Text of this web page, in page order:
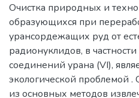
Очистка природных и
образующихся при
урансордежащих руд от
радионуклидов, в частности
соединений урана (VI),
экологической проблемой
из основных методов